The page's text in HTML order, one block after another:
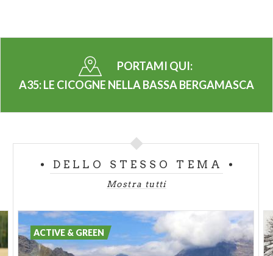
PORTAMI QUI:
A35: LE CICOGNE NELLA BASSA BERGAMASCA
DELLO STESSO TEMA
Mostra tutti
ACTIVE & GREEN